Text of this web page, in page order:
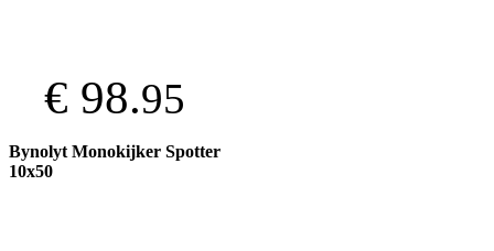
€ 98.95
Bynolyt Monokijker Spotter
10x50